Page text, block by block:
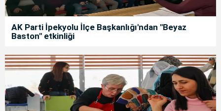
AK Parti İpekyolu İlçe Başkanlığı'ndan "Beyaz
Baston" etkinliği